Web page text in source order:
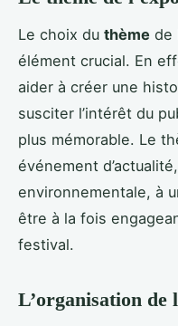
Le choix du thème de
élément crucial. En
aider à créer une
susciter l’intérêt du
plus mémorable. Le
événement
environnementale, à
être à la fois
festival.
L’organisation de